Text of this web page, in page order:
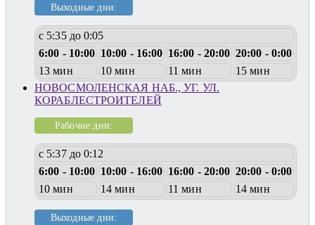
Выходные дни:
с 5:35 до 0:05
6:00 - 10:00 10:00 - 16:00 16:00 - 20:00 20:00 - 0:00
13 мин
10 мин 11 мин
15 мин
НОВОСМОЛЕНСКАЯ НАБ., УГ. УЛ.
КОРАБЛЕСТРОИТЕЛЕЙ
Рабочие дни:
с 5:37 до 0:12
6:00 - 10:00 10:00 - 16:00 16:00 - 20:00 20:00 - 0:00
10 мин
14 мин 11 мин 14 мин
Выходные дни: